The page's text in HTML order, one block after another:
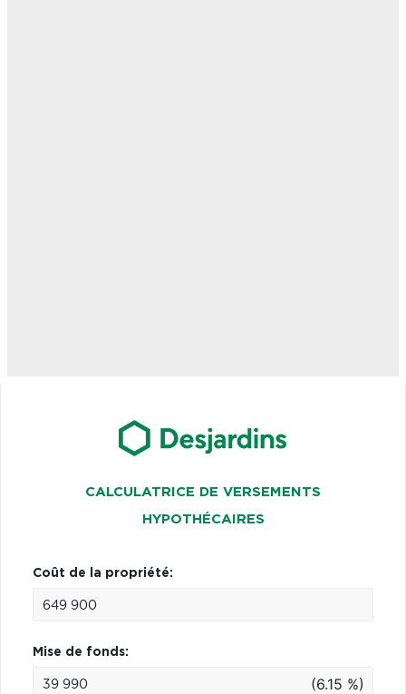
CALCULATRICE DE VERSEMENTS
HYPOTHÉCAIRES
Coût de la propriété:
Mise de fonds:
(6.15 %)